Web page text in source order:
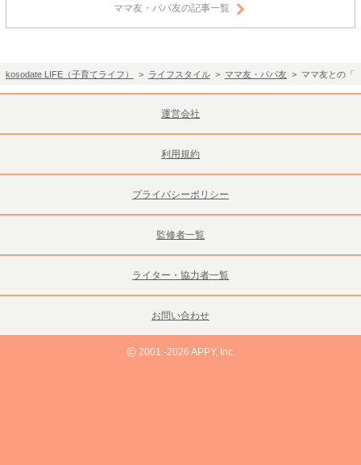
ママ友・パパ友の記事一覧
kosodate LIFE（子育てライフ） > ライフスタイル> ママ友・パパ友> ママ友との「ち
運営会社
利用規約
プライバシーポリシー
監修者一覧
ライター・協力者一覧
お問い合わせ
©2001 -2026 APPY, Inc.